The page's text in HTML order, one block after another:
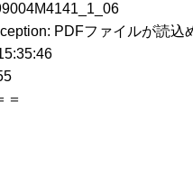
PDFファイルが読込
＝